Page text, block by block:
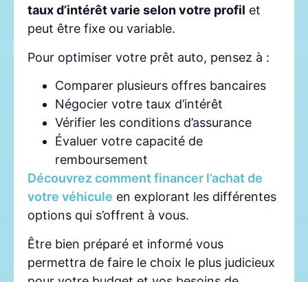
taux d’intérêt varie selon votre profil et
peut être fixe ou variable.
Pour optimiser votre prêt auto, pensez à :
Comparer plusieurs offres bancaires
Négocier votre taux d’intérêt
Vérifier les conditions d’assurance
Évaluer votre capacité de
remboursement
Découvrez comment financer l’achat de
votre véhicule en explorant les différentes
options qui s’offrent à vous.
Être bien préparé et informé vous
permettra de faire le choix le plus judicieux